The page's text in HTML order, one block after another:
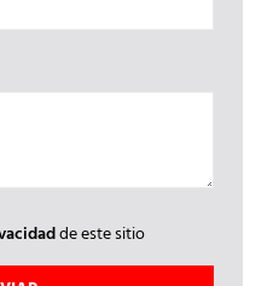
de este sitio